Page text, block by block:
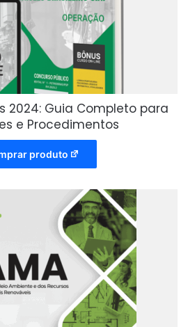
2024: Guia Completo para
e Procedimentos
produto